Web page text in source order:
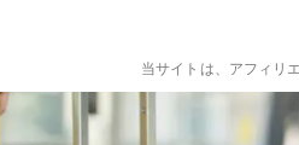
当サイトは、アフィリ